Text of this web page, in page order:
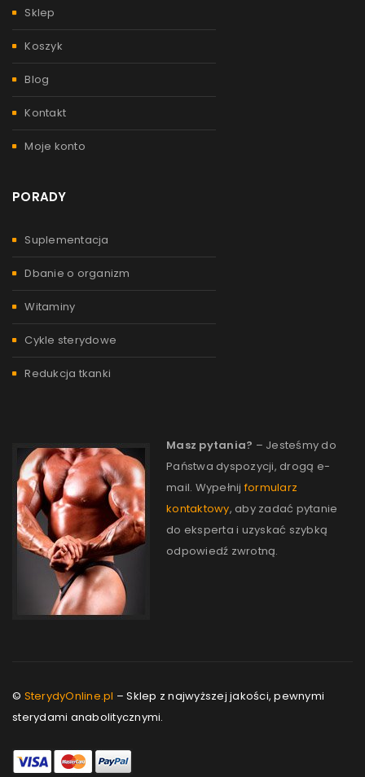
Sklep
Koszyk
Blog
Kontakt
Moje konto
PORADY
Suplementacja
Dbanie o organizm
Witaminy
Cykle sterydowe
Redukcja tkanki
Masz pytania? – Jesteśmy do
Państwa dyspozycji, drogą e-
mail. Wypełnijformularz
kontaktowy, aby zadać pytanie
do eksperta i uzyskać szybką
odpowiedź zwrotną.
© SterydyOnline.pl – Sklep z najwyższej jakości, pewnymi
sterydami anabolitycznymi.